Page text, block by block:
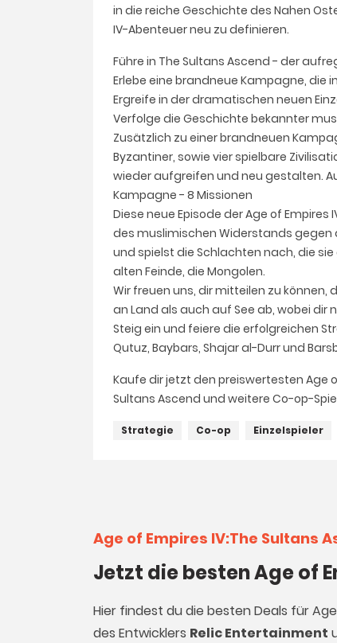
in die reiche Geschichte des Nahen
IV-Abenteuer neu zu definieren.
Führe in The Sultans Ascend - der
Erlebe eine brandneue Kampagne, die
Ergreife in der dramatischen neuen
Verfolge die Geschichte bekannter
Zusätzlich zu einer brandneuen
Byzantiner, sowie vier spielbare
wieder aufgreifen und neu gestalten.
Kampagne - 8 Missionen
Diese neue Episode der Age of
des muslimischen Widerstands gegen
und spielst die Schlachten nach, die
alten Feinde, die Mongolen.
Wir freuen uns, dir mitteilen zu können,
an Land als auch auf See ab, wobei dir
Steig ein und feiere die erfolgreichen
Qutuz, Baybars, Shajar al-Durr und
Kaufe dir jetzt den preiswertesten Age
Sultans Ascend und weitere Co-op-
Strategie Co-op Einzelspieler
Age of Empires IV:The Sultans
Jetzt die besten Age of
Hier findest du die besten Deals für
des Entwicklers Relic Entertainment